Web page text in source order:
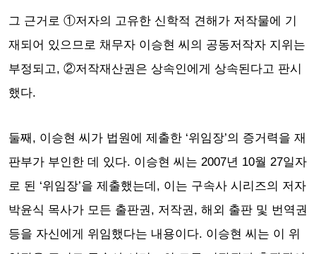
그 근거로 ①저자의 고유한 신학적 견해가 저작물에 기
재되어 있으므로 채무자 이승현 씨의 공동저작자 지위는
부정되고, ②저작재산권은 상속인에게 상속된다고 판시
했다.
둘째, 이승현 씨가 법원에 제출한 ‘위임장’의 증거력을 재
판부가 부인한 데 있다. 이승현 씨는 2007년 10월 27일자
로 된 ‘위임장’을 제출했는데, 이는 구속사 시리즈의 저자
박윤식 목사가 모든 출판권, 저작권, 해외 출판 및 번역권
등을 자신에게 위임했다는 내용이다. 이승현 씨는 이 위